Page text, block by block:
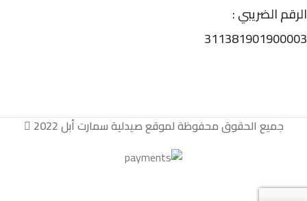
الرقم الضريبي :
311381901900003
جميع الحقوق محفوظة لموقع صيدلية سمارت أبل 2022